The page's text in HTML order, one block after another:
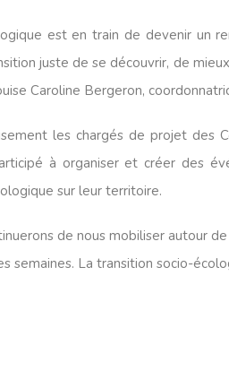
est en train de devenir un
juste de se découvrir, de
Caroline Bergeron,
les chargés de projet
à organiser et créer des
sur leur territoire.
de nous mobiliser autour
semaines. La transition socio-